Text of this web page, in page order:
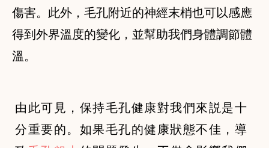
傷害。此外，毛孔附近的神經末梢也可以感應
得到外界溫度的變化，並幫助我們身體調節體
溫。
由此可見，保持毛孔健康對我們來説是十
分重要的。如果毛孔的健康狀態不佳，導